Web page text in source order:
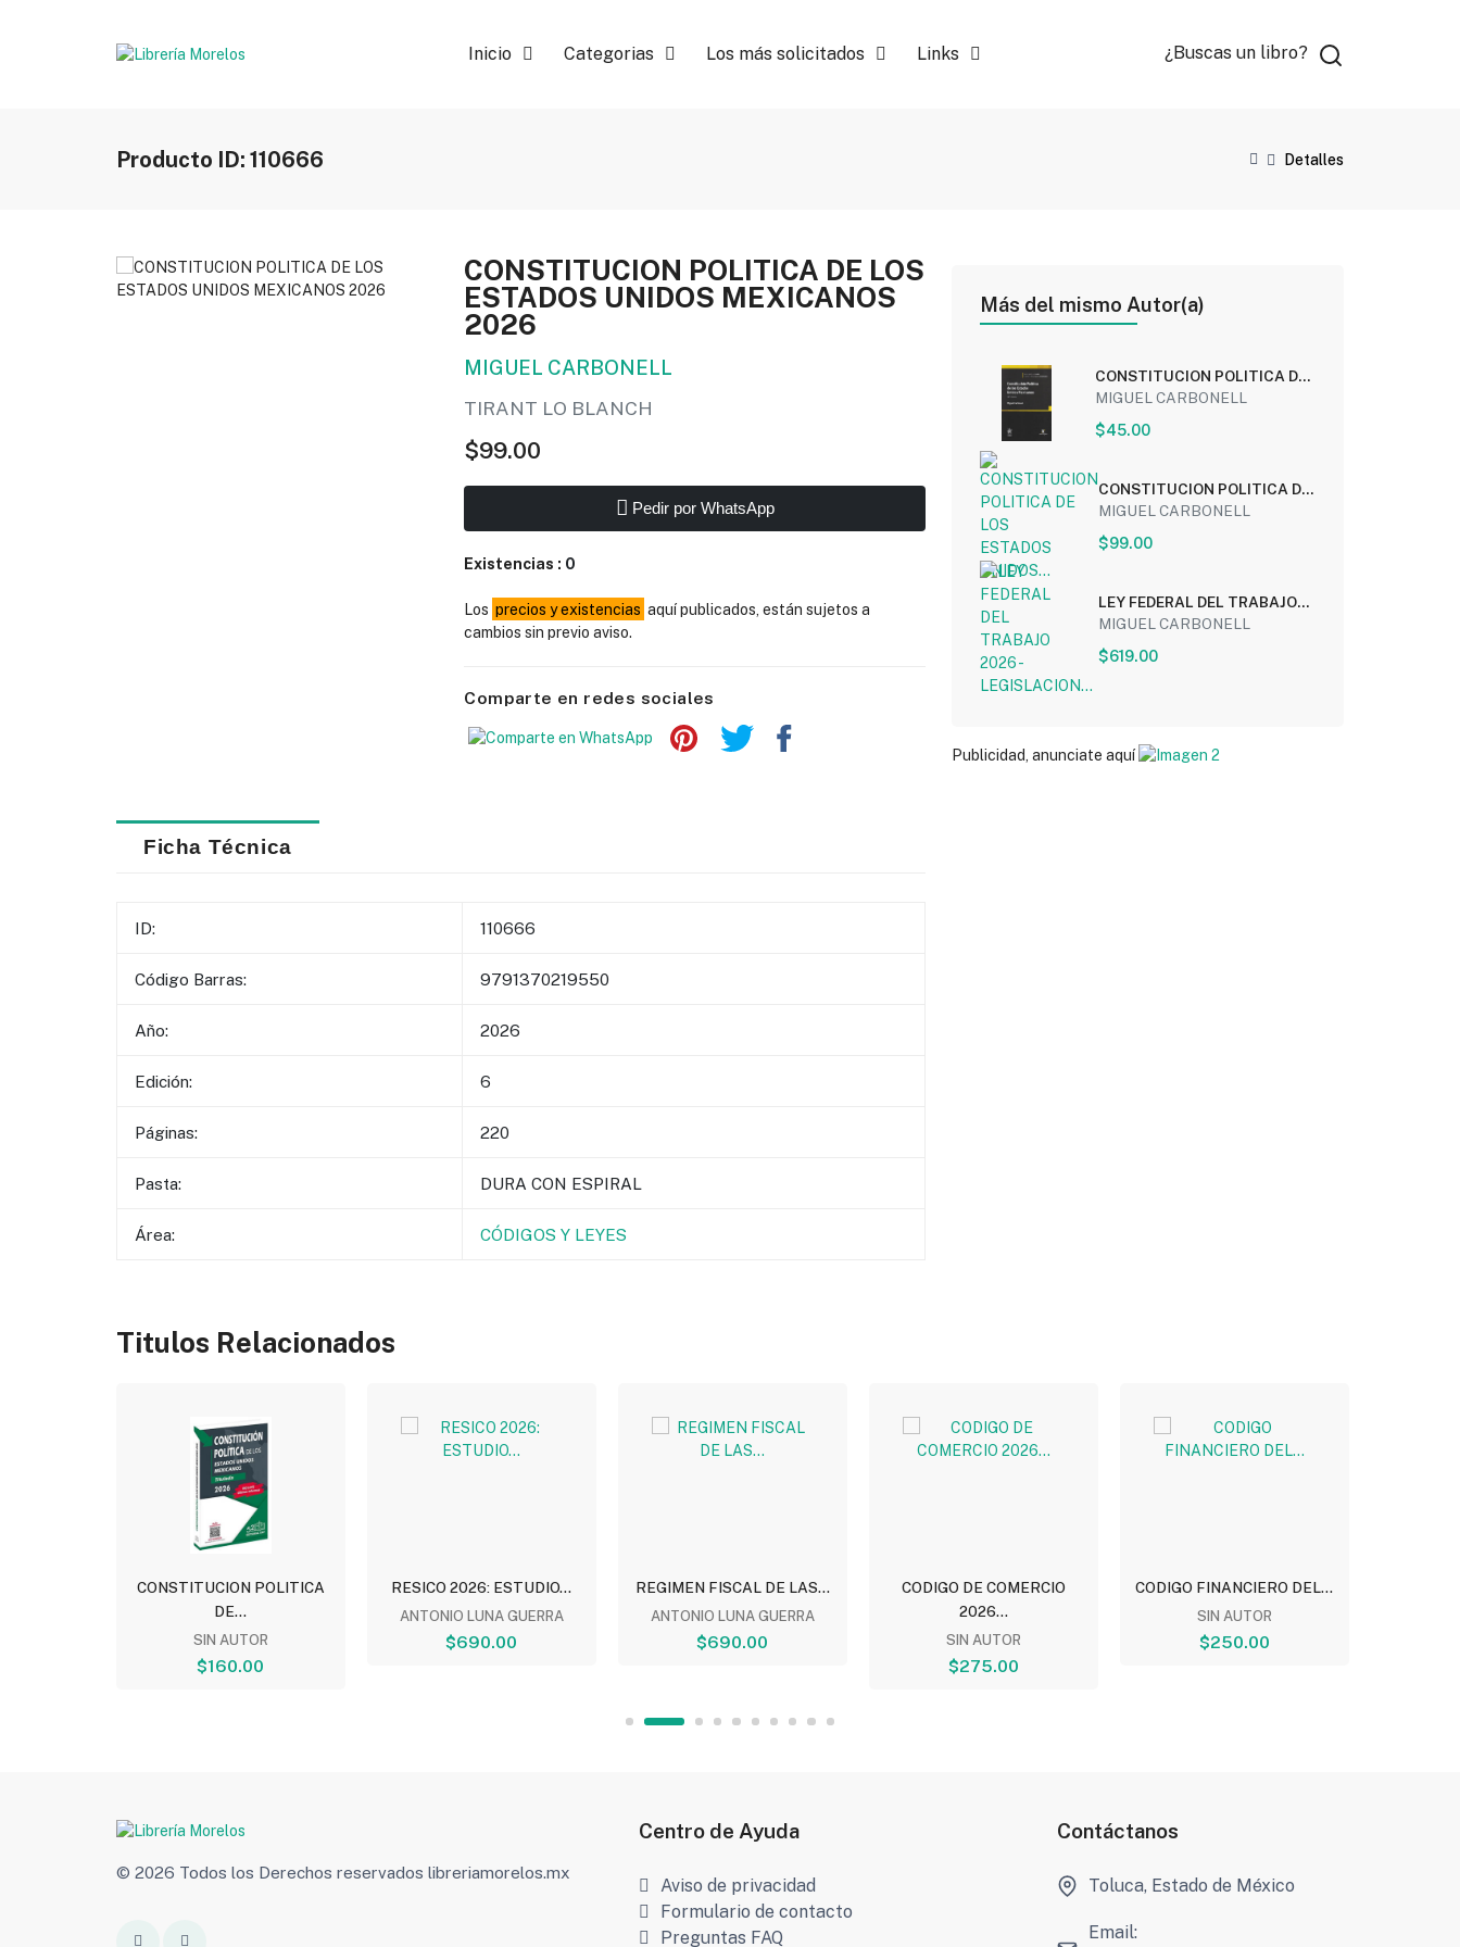
Inicio Categorias Los más solicitados Links ¿Buscas un libro?
Producto ID: 110666 Detalles
CONSTITUCION POLITICA DE LOS
ESTADOS UNIDOS MEXICANOS
2026
MIGUEL CARBONELL
TIRANT LO BLANCH
$99.00
Pedir por WhatsApp
Existencias : 0
Los precios y existencias aquí publicados, están sujetos a
cambios sin previo aviso.
Comparte en redes sociales
Ficha Técnica
ID: 110666
Código Barras: 9791370219550
Año: 2026
Edición: 6
Páginas: 220
Pasta: DURA CON ESPIRAL
Área: CÓDIGOS Y LEYES
Más del mismo Autor(a)
CONSTITUCION POLITICA DE
LOS ESTADOS UNIDOS...
MIGUEL CARBONELL
$45.00
CONSTITUCION POLITICA DE
LOS ESTADOS UNIDOS...
MIGUEL CARBONELL
$99.00
LEY FEDERAL DEL TRABAJO
2026 - LEGISLACION...
MIGUEL CARBONELL
$619.00
Publicidad, anunciate aquí
Titulos Relacionados
CONSTITUCION POLITICA
DE...
SIN AUTOR
$160.00
RESICO 2026: ESTUDIO...
ANTONIO LUNA GUERRA
$690.00
REGIMEN FISCAL DE LAS...
ANTONIO LUNA GUERRA
$690.00
CODIGO DE COMERCIO
2026...
SIN AUTOR
$275.00
CODIGO FINANCIERO DEL...
SIN AUTOR
$250.00
© 2026 Todos los Derechos reservados libreriamorelos.mx
Centro de Ayuda
Aviso de privacidad
Formulario de contacto
Preguntas FAQ
Contáctanos
Toluca, Estado de México
Email: